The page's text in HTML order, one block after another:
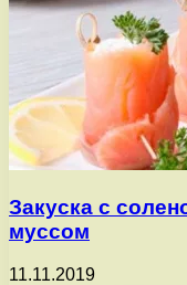
Закуска с
муссом
11.11.2019